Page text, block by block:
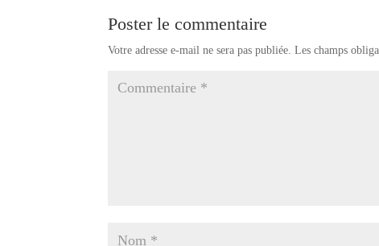
Poster le commentaire
Votre adresse e-mail ne sera pas publiée. Les champs